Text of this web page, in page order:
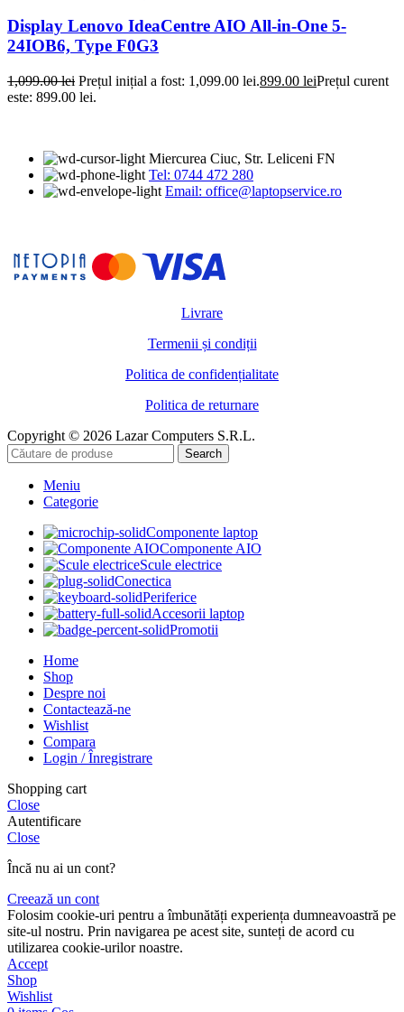
Display Lenovo IdeaCentre AIO All-in-One 5-
24IOB6, Type F0G3
1,099.00lei Prețul inițial a fost: 1,099.00 lei.899.00 leiPrețul curent
este: 899.00 lei.
Miercurea Ciuc, Str. Leliceni FN
Tel: 0744 472 280
Email: office@laptopservice.ro
Livrare
Termenii și condiții
Politica de confidențialitate
Politica de returnare
Copyright © 2026 Lazar Computers S.R.L.
Search
Meniu
Categorie
Componente laptop
Componente AIO
Scule electrice
Conectica
Periferice
Accesorii laptop
Promotii
Home
Shop
Despre noi
Contactează-ne
Wishlist
Compara
Login / Înregistrare
Shopping cart
Close
Autentificare
Close
Încă nu ai un cont?
Creează un cont
Folosim cookie-uri pentru a îmbunătăți experiența dumneavoastră pe
site-ul nostru. Prin navigarea pe acest site, sunteți de acord cu
utilizarea cookie-urilor noastre.
Accept
Shop
Wishlist